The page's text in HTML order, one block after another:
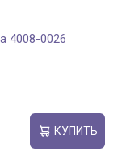
4008-0026
КУПИТЬ